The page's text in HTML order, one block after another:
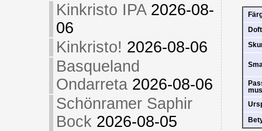
Kinkristo IPA 2026-08-
06
Kinkristo! 2026-08-06
Basqueland
Ondarreta 2026-08-06
Schönramer Saphir
Bock 2026-08-05
Doft